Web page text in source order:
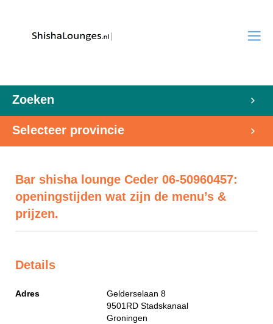
Zoeken
Selecteer provincie
Bar shisha lounge Ceder 06-50960457:
openingstijden wat zijn de menu’s &
prijzen.
Details
Adres
Gelderselaan 8
9501RD Stadskanaal
Groningen